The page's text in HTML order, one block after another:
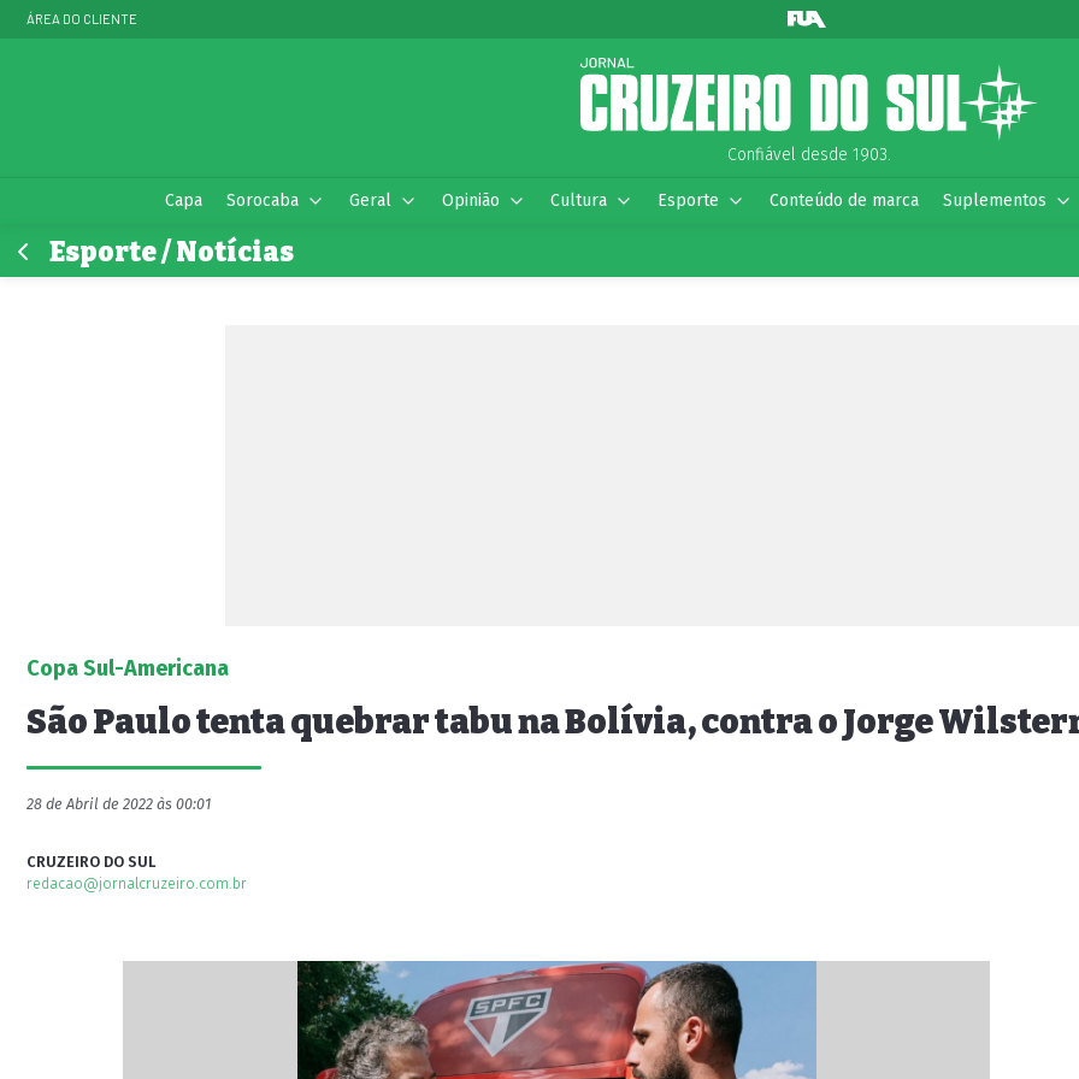
ÁREA DO CLIENTE
Confiável desde 1903.
Capa Sorocaba Geral Opinião Cultura Esporte Conteúdo de marca Suplementos
Esporte / Notícias
Copa Sul-Americana
São Paulo tenta quebrar tabu na Bolívia, contra o Jorge
28 de Abril de 2022 às 00:01
CRUZEIRO DO SUL
redacao@jornalcruzeiro.com.br